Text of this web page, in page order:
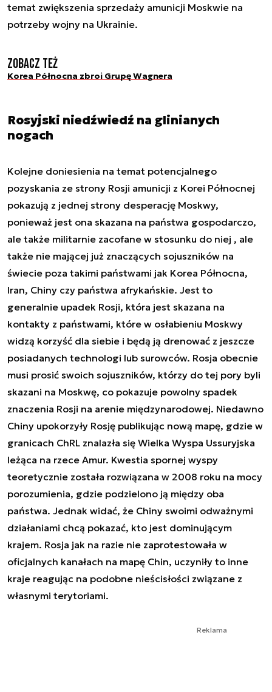
temat zwiększenia sprzedaży amunicji Moskwie na
potrzeby wojny na Ukrainie.
Zobacz też
Korea Północna zbroi Grupę Wagnera
Rosyjski niedźwiedź na glinianych
nogach
Kolejne doniesienia na temat potencjalnego
pozyskania ze strony Rosji amunicji z Korei Północnej
pokazują z jednej strony desperację Moskwy,
ponieważ jest ona skazana na państwa gospodarczo,
ale także militarnie zacofane w stosunku do niej , ale
także nie mającej już znaczących sojuszników na
świecie poza takimi państwami jak Korea Północna,
Iran, Chiny czy państwa afrykańskie. Jest to
generalnie upadek Rosji, która jest skazana na
kontakty z państwami, które w osłabieniu Moskwy
widzą korzyść dla siebie i będą ją drenować z jeszcze
posiadanych technologi lub surowców. Rosja obecnie
musi prosić swoich sojuszników, którzy do tej pory byli
skazani na Moskwę, co pokazuje powolny spadek
znaczenia Rosji na arenie międzynarodowej. Niedawno
Chiny upokorzyły Rosję publikując nową mapę, gdzie w
granicach ChRL znalazła się Wielka Wyspa Ussuryjska
leżąca na rzece Amur. Kwestia spornej wyspy
teoretycznie została rozwiązana w 2008 roku na mocy
porozumienia, gdzie podzielono ją między oba
państwa. Jednak widać, że Chiny swoimi odważnymi
działaniami chcą pokazać, kto jest dominującym
krajem. Rosja jak na razie nie zaprotestowała w
oficjalnych kanałach na mapę Chin, uczyniły to inne
kraje reagując na podobne nieścisłości związane z
własnymi terytoriami.
Reklama